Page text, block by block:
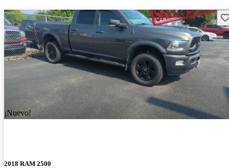
¡Nuevo!
2018 RAM 2500